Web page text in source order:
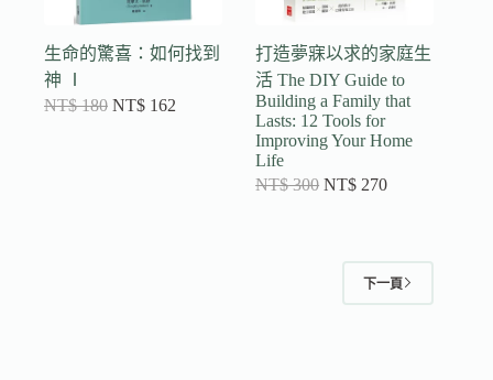
生命的驚喜：如何找到
神 Ⅰ
NT$180 NT$ 162
打造夢寐以求的家庭生
活 The DIY Guide to
Building a Family that
Lasts: 12 Tools for
Improving Your Home
Life
NT$300 NT$ 270
下一頁